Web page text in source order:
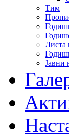
Тим
Листа
Јавни